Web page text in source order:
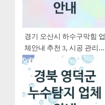
경기 오산시 하수구막힘 업
체안내 추천 3, 시공 관리시
공업체